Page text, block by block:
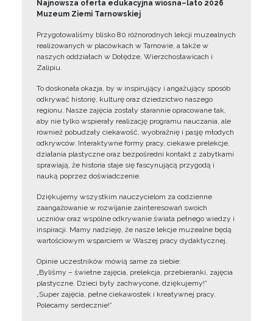
Najnowsza oferta edukacyjna wiosna–lato 2026
Muzeum Ziemi Tarnowskiej
Przygotowaliśmy blisko 80 różnorodnych lekcji muzealnych
realizowanych w placówkach w Tarnowie, a także w
naszych oddziałach w Dołędze, Wierzchosławicach i
Zalipiu.
To doskonała okazja, by w inspirujący i angażujący sposób
odkrywać historię, kulturę oraz dziedzictwo naszego
regionu. Nasze zajęcia zostały starannie opracowane tak,
aby nie tylko wspierały realizację programu nauczania, ale
również pobudzały ciekawość, wyobraźnię i pasję młodych
odkrywców. Interaktywne formy pracy, ciekawe prelekcje,
działania plastyczne oraz bezpośredni kontakt z zabytkami
sprawiają, że historia staje się fascynującą przygodą i
nauką poprzez doświadczenie.
Dziękujemy wszystkim nauczycielom za codzienne
zaangażowanie w rozwijanie zainteresowań swoich
uczniów oraz wspólne odkrywanie świata pełnego wiedzy i
inspiracji. Mamy nadzieję, że nasze lekcje muzealne będą
wartościowym wsparciem w Waszej pracy dydaktycznej.
Opinie uczestników mówią same za siebie:
„Byliśmy – świetne zajęcia, prelekcja, przebieranki, zajęcia
plastyczne. Dzieci były zachwycone, dziękujemy!”
„Super zajęcia, pełne ciekawostek i kreatywnej pracy.
Polecamy serdecznie!”